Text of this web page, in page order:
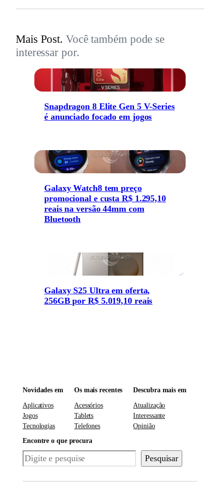
Mais Post. Você também pode se
interessar por.
Snapdragon 8 Elite Gen 5 V-Series
é anunciado focado em jogos
Galaxy Watch8 tem preço
promocional e custa R$ 1.295,10
reais na versão 44mm com
Bluetooth
Galaxy S25 Ultra em oferta,
256GB por R$ 5.019,10 reais
Novidades em
Aplicativos
Jogos
Tecnologias
Os mais recentes
Acessórios
Tablets
Telefones
Descubra mais em
Atualização
Interessante
Opinião
Encontre o que procura
Pesquisar Pesquisar